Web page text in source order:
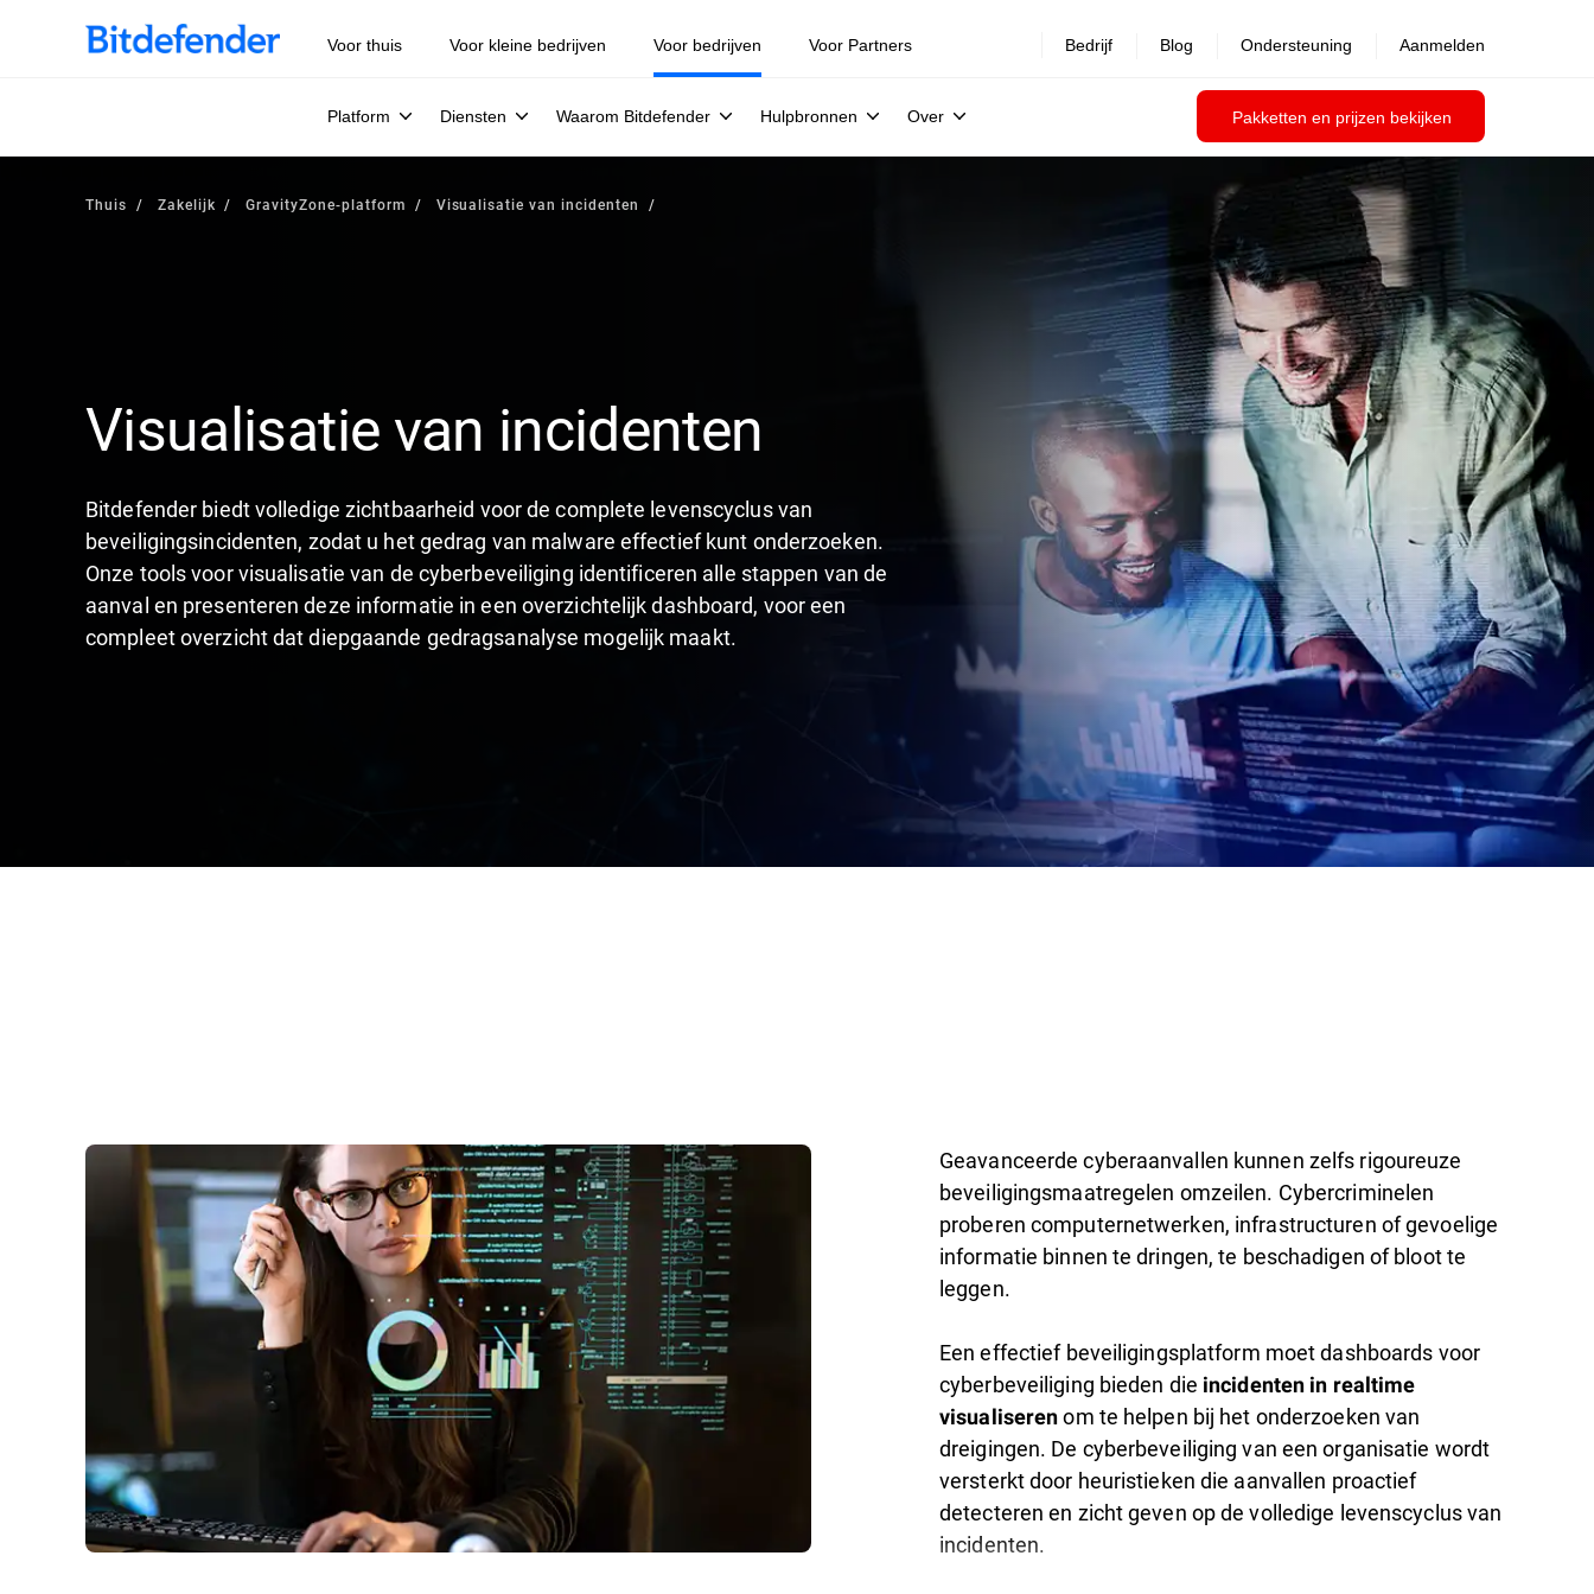
Voor thuis Voor kleine bedrijven Voor bedrijven
Platform Diensten Waarom Bitdefender Hulpbronnen Over Pakketten en prijzen bekijken
Voor Partners Bedrijf Blog Ondersteuning Aanmelden
Thuis Zakelijk GravityZone-platform Visualisatie van incidenten
Visualisatie van incidenten
Bitdefender biedt volledige zichtbaarheid voor de complete levenscyclus van
beveiligingsincidenten, zodat u het gedrag van malware effectief kunt onderzoeken.
Onze tools voor visualisatie van de cyberbeveiliging identificeren alle stappen van de
aanval en presenteren deze informatie in een overzichtelijk dashboard, voor een
compleet overzicht dat diepgaande gedragsanalyse mogelijk maakt.
Geavanceerde cyberaanvallen kunnen zelfs rigoureuze
beveiligingsmaatregelen omzeilen. Cybercriminelen
proberen computernetwerken, infrastructuren of gevoelige
informatie binnen te dringen, te beschadigen of bloot te
leggen.
Een effectief beveiligingsplatform moet dashboards voor
cyberbeveiliging bieden die incidenten in realtime
visualiserenom te helpen bij het onderzoeken van
dreigingen. De cyberbeveiliging van een organisatie wordt
versterkt door heuristieken die aanvallen proactief
detecteren en zicht geven op de volledige levenscyclus van
incidenten.